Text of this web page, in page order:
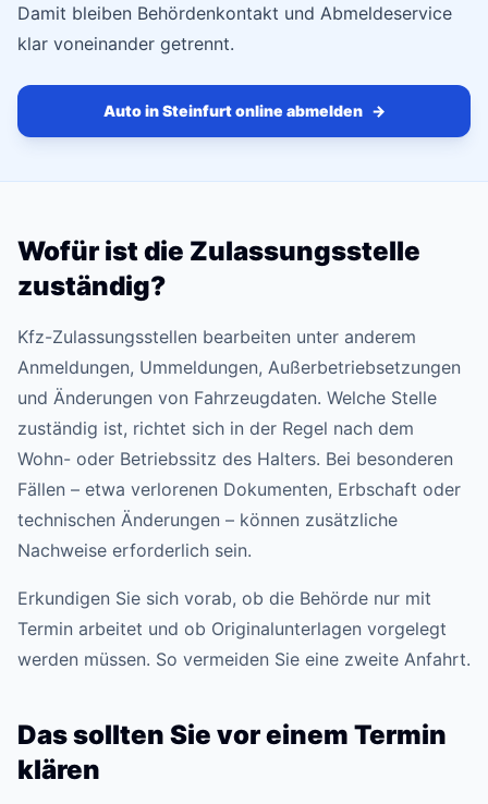
Damit bleiben Behördenkontakt und Abmeldeservice
klar voneinander getrennt.
Auto in Steinfurt online abmelden →
Wofür ist die Zulassungsstelle
zuständig?
Kfz-Zulassungsstellen bearbeiten unter anderem
Anmeldungen, Ummeldungen, Außerbetriebsetzungen
und Änderungen von Fahrzeugdaten. Welche Stelle
zuständig ist, richtet sich in der Regel nach dem
Wohn- oder Betriebssitz des Halters. Bei besonderen
Fällen – etwa verlorenen Dokumenten, Erbschaft oder
technischen Änderungen – können zusätzliche
Nachweise erforderlich sein.
Erkundigen Sie sich vorab, ob die Behörde nur mit
Termin arbeitet und ob Originalunterlagen vorgelegt
werden müssen. So vermeiden Sie eine zweite Anfahrt.
Das sollten Sie vor einem Termin
klären